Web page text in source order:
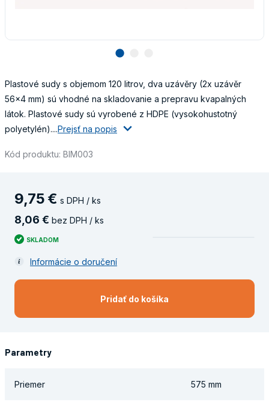
lens
Plastové sudy s objemom 120 litrov, dva uzávěry (2x uzávěr
56x4 mm) sú vhodné na skladovanie a prepravu kvapalných
látok. Plastové sudy sú vyrobené z HDPE (vysokohustotný
polyetylén)....Prejsť na popis
Kód produktu: BIM003
9,75 € s DPH / ks
8 06 € bez DPH / ks
SKLADOM
Informácie o doručení
Pridať do košíka
Parametry
Priemer 575 mm